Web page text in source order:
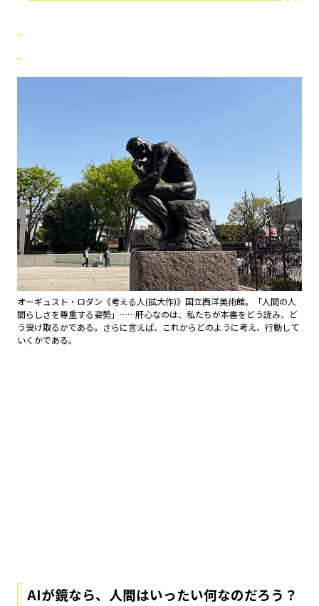
オーギュスト・ロダン《考える人(拡大作)》国立西洋美術館。「人間の人
間らしさを尊重する姿勢」……肝心なのは、私たちが本書をどう読み、ど
う受け取るかである。さらに言えば、これからどのように考え、行動して
いくかである。
AIが鏡なら、人間はいったい何なのだろう？